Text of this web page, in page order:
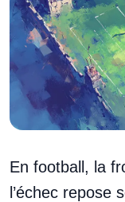
En football, la
l’échec repose